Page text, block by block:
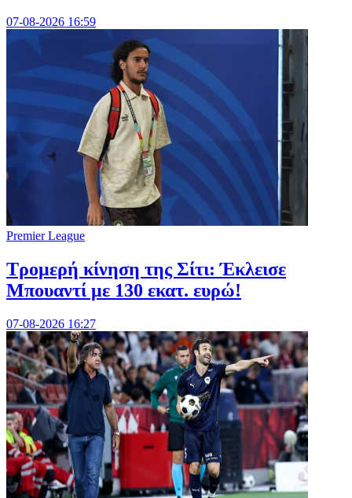
07-08-2026 16:59
Premier League
Τρομερή κίνηση της Σίτι: Έκλεισε
Μπουαντί με 130 εκατ. ευρώ!
07-08-2026 16:27